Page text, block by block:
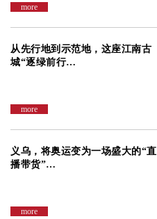
more
从先行地到示范地，这座江南古
城“逐绿前行…
more
义乌，将奥运变为一场盛大的“直
播带货”…
more